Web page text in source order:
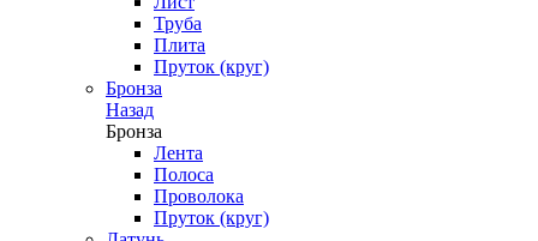
Труба
Плита
Пруток (круг)
Бронза
Назад
Бронза
Лента
Полоса
Проволока
Пруток (круг)